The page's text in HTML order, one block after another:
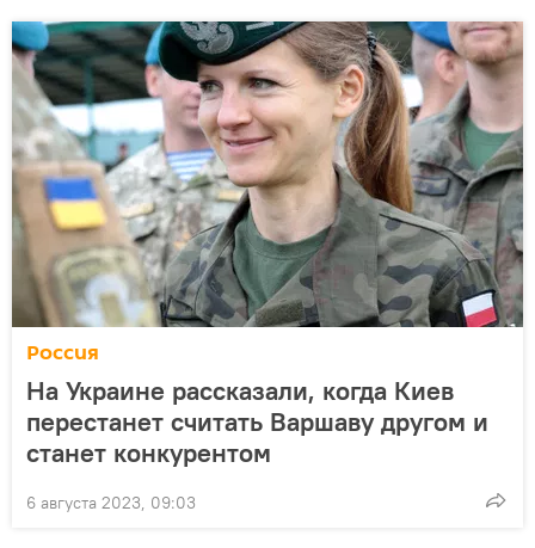
Россия
На Украине рассказали, когда Киев
перестанет считать Варшаву другом и
станет конкурентом
6 августа 2023, 09:03